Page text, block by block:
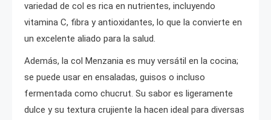
variedad de col es rica en nutrientes, incluyendo
vitamina C, fibra y antioxidantes, lo que la convierte en
un excelente aliado para la salud.
Además, la col Menzania es muy versátil en la cocina;
se puede usar en ensaladas, guisos o incluso
fermentada como chucrut. Su sabor es ligeramente
dulce y su textura crujiente la hacen ideal para diversas